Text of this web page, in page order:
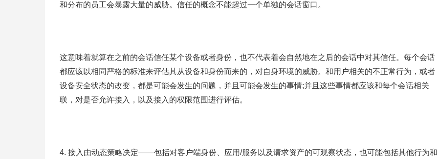
和分布的员工会暴露大量的威胁。信任的概念不能超过一个单独的会话窗口。
这意味着就算在之前的会话信任某个设备或者身份，也不代表着会自然地在之后的会话中对其信任。每个会话
都应该以相同严格的标准来评估其从设备和身份而来的，对自身环境的威胁。和用户相关的不正常行为，或者
设备安全状态的改变，都是可能会发生的问题，并且可能会发生的事情;并且这些事情都应该和每个会话相关
联，对是否允许接入，以及接入的权限范围进行评估。
4. 接入由动态策略决定——包括对客户端身份、应用/服务以及请求资产的可观察状态，也可能包括其他行为和